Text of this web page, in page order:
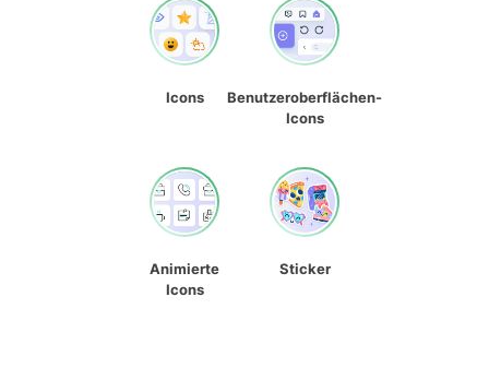
Icons
Benutzeroberflächen-
Icons
Animierte
Icons
Sticker